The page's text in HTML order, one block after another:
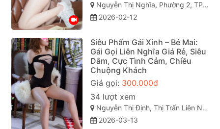
Nguyễn Thị Nghĩa, Phường 2, TP Đà Lạt, Lâm Đồng
2026-02-12
Siêu Phẩm Gái Xinh – Bé Mai:
Gái Gọi Liên Nghĩa Giá Rẻ, Siêu
Dâm, Cực Tình Cảm, Chiều
Chuộng Khách
Giá gọi: 300.000đ
34 lượt xem
Nguyễn Thị Định, Thị Trấn Liên Nghĩa, Đức Trọng, Lâm Đồng
2026-03-13